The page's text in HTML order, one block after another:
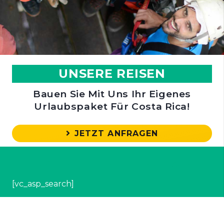
UNSERE REISEN
Bauen Sie Mit Uns Ihr Eigenes
Urlaubspaket Für Costa Rica!
JETZT ANFRAGEN
[vc_asp_search]